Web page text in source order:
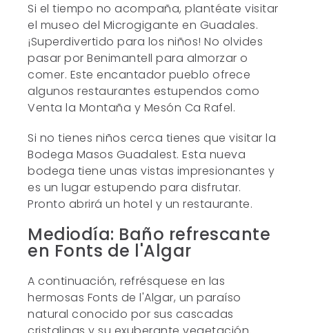
Si el tiempo no acompaña, plantéate visitar
el museo del Microgigante en Guadales.
¡Superdivertido para los niños! No olvides
pasar por Benimantell para almorzar o
comer. Este encantador pueblo ofrece
algunos restaurantes estupendos como
Venta la Montaña y Mesón Ca Rafel.
Si no tienes niños cerca tienes que visitar la
Bodega Masos Guadalest. Esta nueva
bodega tiene unas vistas impresionantes y
es un lugar estupendo para disfrutar.
Pronto abrirá un hotel y un restaurante.
Mediodía: Baño refrescante
en Fonts de l'Algar
A continuación, refrésquese en las
hermosas Fonts de l'Algar, un paraíso
natural conocido por sus cascadas